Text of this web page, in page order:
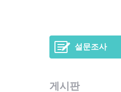
설문조사
게시판